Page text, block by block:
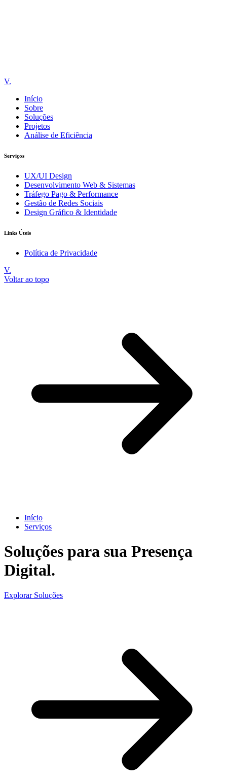
V.
Início
Sobre
Soluções
Projetos
Análise de Eficiência
Serviços
UX/UI Design
Desenvolvimento Web & Sistemas
Tráfego Pago & Performance
Gestão de Redes Sociais
Design Gráfico & Identidade
Links Úteis
Política de Privacidade
V.
Voltar ao topo
Início
Serviços
Soluções para sua Presença
Digital.
Explorar Soluções